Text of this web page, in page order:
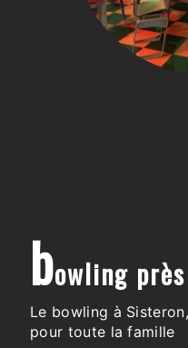
bowling
Le bowling à
pour toute la famille